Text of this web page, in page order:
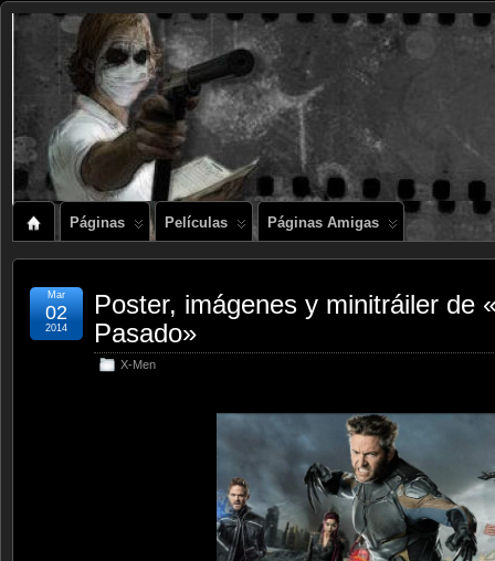
Páginas Películas Páginas Amigas
Poster, imágenes y minitráiler de
Pasado»
X-Men
Mar
02
2014